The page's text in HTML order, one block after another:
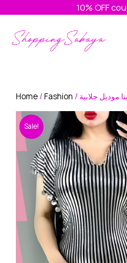
content
10% OFF
Home/Fashion موديل جلابية
Sale!